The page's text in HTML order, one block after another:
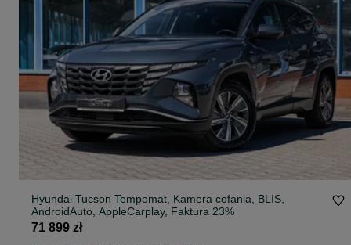
Hyundai Tucson Tempomat, Kamera cofania, BLIS,
AndroidAuto, AppleCarplay, Faktura 23%
71 899 zł